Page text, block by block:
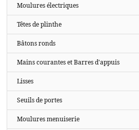
Moulures électriques
Têtes de plinthe
Bâtons ronds
Mains courantes et Barres d'appuis
Lisses
Seuils de portes
Moulures menuiserie